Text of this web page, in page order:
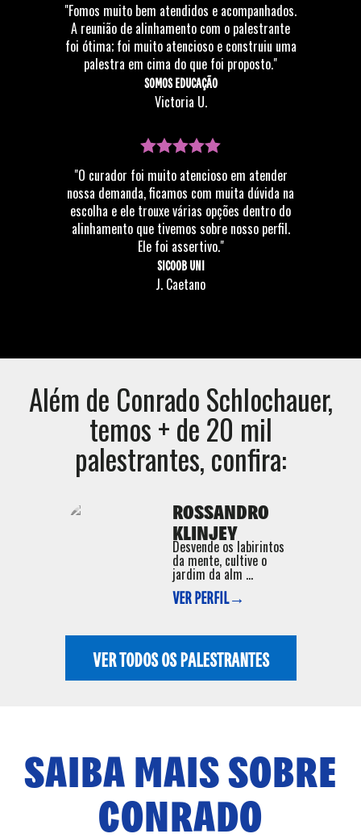
"Fomos muito bem atendidos e acompanhados.
A reunião de alinhamento com o palestrante
foi ótima; foi muito atencioso e construiu uma
palestra em cima do que foi proposto."
SOMOS EDUCAÇÃO
Victoria U.
"O curador foi muito atencioso em atender
nossa demanda, ficamos com muita dúvida na
escolha e ele trouxe várias opções dentro do
alinhamento que tivemos sobre nosso perfil.
Ele foi assertivo."
SICOOB UNI
J. Caetano
Além de Conrado Schlochauer,
temos + de 20 mil
palestrantes, confira:
ROSSANDRO
KLINJEY
Desvende os labirintos
da mente, cultive o
jardim da alm ...
VER PERFIL→
VER TODOS OS PALESTRANTES
SAIBA MAIS SOBRE
CONRADO